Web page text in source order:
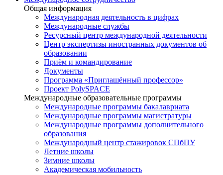
Общая информация
Международная деятельность в цифрах
Международные службы
Ресурсный центр международной деятельности
Центр экспертизы иностранных документов об
образовании
Приём и командирование
Документы
Программа «Приглашённый профессор»
Проект PolySPACE
Международные образовательные программы
Международные программы бакалавриата
Международные программы магистратуры
Международные программы дополнительного
образования
Международный центр стажировок СПбПУ
Летние школы
Зимние школы
Академическая мобильность